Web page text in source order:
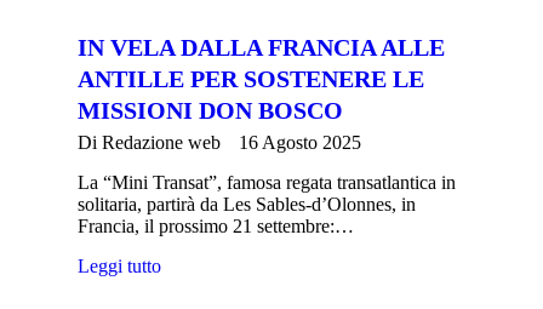
IN VELA DALLA FRANCIA ALLE
ANTILLE PER SOSTENERE LE
MISSIONI DON BOSCO
Di Redazione web
16 Agosto 2025
La “Mini Transat”, famosa regata transatlantica in
solitaria, partirà da Les Sables-d’Olonnes, in
Francia, il prossimo 21 settembre:…
Leggi tutto